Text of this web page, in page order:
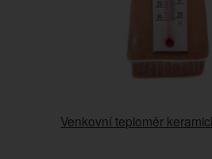
Venkovní teploměr